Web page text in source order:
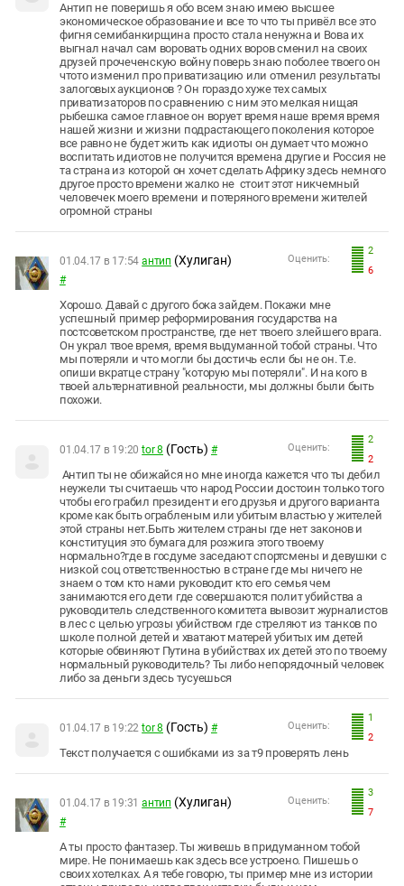
Антип не поверишь я обо всем знаю имею высшее
экономическое образование и все то что ты привёл все это
фигня семибанкирщина просто стала ненужна и Вова их
выгнал начал сам воровать одних воров сменил на своих
друзей прочеченскую войну поверь знаю поболее твоего он
чтото изменил про приватизацию или отменил результаты
залоговых аукционов ? Он гораздо хуже тех самых
приватизаторов по сравнению с ним это мелкая нищая
рыбешка самое главное он ворует время наше время время
нашей жизни и жизни подрастающего поколения которое
все равно не будет жить как идиоты он думает что можно
воспитать идиотов не получится времена другие и Россия не
та страна из которой он хочет сделать Африку здесь немного
другое просто времени жалко не стоит этот никчемный
человечек моего времени и потеряного времени жителей
огромной страны
2
6
Оценить:
01.04.17 в 17:54 антип (Хулиган)
#
Хорошо. Давай с другого бока зайдем. Покажи мне
успешный пример реформирования государства на
постсоветском пространстве, где нет твоего злейшего врага.
Он украл твое время, время выдуманной тобой страны. Что
мы потеряли и что могли бы достичь если бы не он. Т.е.
опиши вкратце страну "которую мы потеряли". И на кого в
твоей альтернативной реальности, мы должны были быть
похожи.
2
2
Оценить:
01.04.17 в 19:20 tor 8 (Гость) #
Антип ты не обижайся но мне иногда кажется что ты дебил
неужели ты считаешь что народ России достоин только того
чтобы его грабил президент и его друзья и другого варианта
кроме как быть ограбленым или убитым властью у жителей
этой страны нет.Быть жителем страны где нет законов и
конституция это бумага для розжига этого твоему
нормально?где в госдуме заседают спортсмены и девушки с
низкой соц ответственностью в стране где мы ничего не
знаем о том кто нами руководит кто его семья чем
занимаются его дети где совершаются полит убийства а
руководитель следственного комитета вывозит журналистов
в лес с целью угрозы убийством где стреляют из танков по
школе полной детей и хватают матерей убитых им детей
которые обвиняют Путина в убийствах их детей это по твоему
нормальный руководитель? Ты либо непорядочный человек
либо за деньги здесь тусуешься
1
2
Оценить:
01.04.17 в 19:22 tor 8 (Гость) #
Текст получается с ошибками из за т9 проверять лень
3
7
Оценить:
01.04.17 в 19:31 антип (Хулиган)
#
А ты просто фантазер. Ты живешь в придуманном тобой
мире. Не понимаешь как здесь все устроено. Пишешь о
своих хотелках. А я тебе говорю, ты пример мне из истории